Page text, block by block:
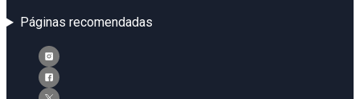
Páginas recomendadas